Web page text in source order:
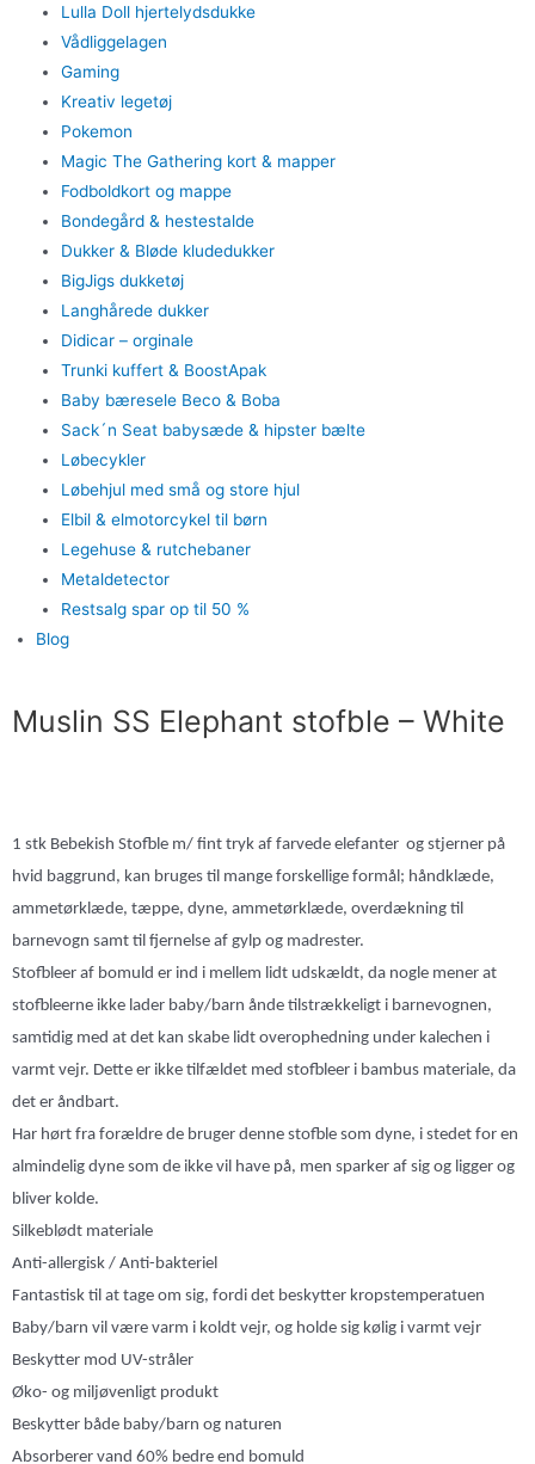
Lulla Doll hjertelydsdukke
Vådliggelagen
Gaming
Kreativ legetøj
Pokemon
Magic The Gathering kort & mapper
Fodboldkort og mappe
Bondegård & hestestalde
Dukker & Bløde kludedukker
BigJigs dukketøj
Langhårede dukker
Didicar – orginale
Trunki kuffert & BoostApak
Baby bæresele Beco & Boba
Sack´n Seat babysæde & hipster bælte
Løbecykler
Løbehjul med små og store hjul
Elbil & elmotorcykel til børn
Legehuse & rutchebaner
Metaldetector
Restsalg spar op til 50 %
Blog
Muslin SS Elephant stofble – White
1 stk Bebekish Stofble m/ fint tryk af farvede elefanter og stjerner på
hvid baggrund, kan bruges til mange forskellige formål; håndklæde,
ammetørklæde, tæppe, dyne, ammetørklæde, overdækning til
barnevogn samt til fjernelse af gylp og madrester.
Stofbleer af bomuld er ind i mellem lidt udskældt, da nogle mener at
stofbleerne ikke lader baby/barn ånde tilstrækkeligt i barnevognen,
samtidig med at det kan skabe lidt overophedning under kalechen i
varmt vejr. Dette er ikke tilfældet med stofbleer i bambus materiale, da
det er åndbart.
Har hørt fra forældre de bruger denne stofble som dyne, i stedet for en
almindelig dyne som de ikke vil have på, men sparker af sig og ligger og
bliver kolde.
Silkeblødt materiale
Anti-allergisk / Anti-bakteriel
Fantastisk til at tage om sig, fordi det beskytter kropstemperatuen
Baby/barn vil være varm i koldt vejr, og holde sig kølig i varmt vejr
Beskytter mod UV-stråler
Øko- og miljøvenligt produkt
Beskytter både baby/barn og naturen
Absorberer vand 60% bedre end bomuld